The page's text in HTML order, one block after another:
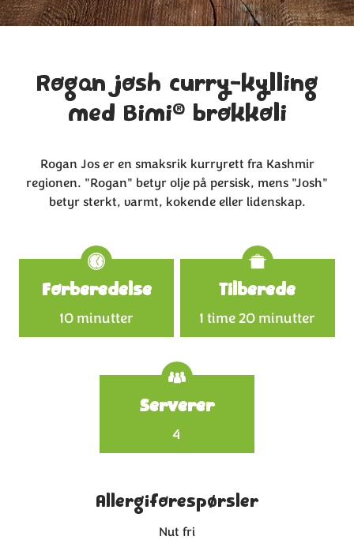
Rogan josh curry-kylling
med Bimi®brokkoli
Rogan Jos er en smaksrik kurryrett fra Kashmir
regionen. "Rogan" betyr olje på persisk, mens "Josh"
betyr sterkt, varmt, kokende eller lidenskap.
Specifications
Forberedelse
10 minutter
Tilberede
1 time 20 minutter
Serverer
4
Allergiforespørsler
Nut fri